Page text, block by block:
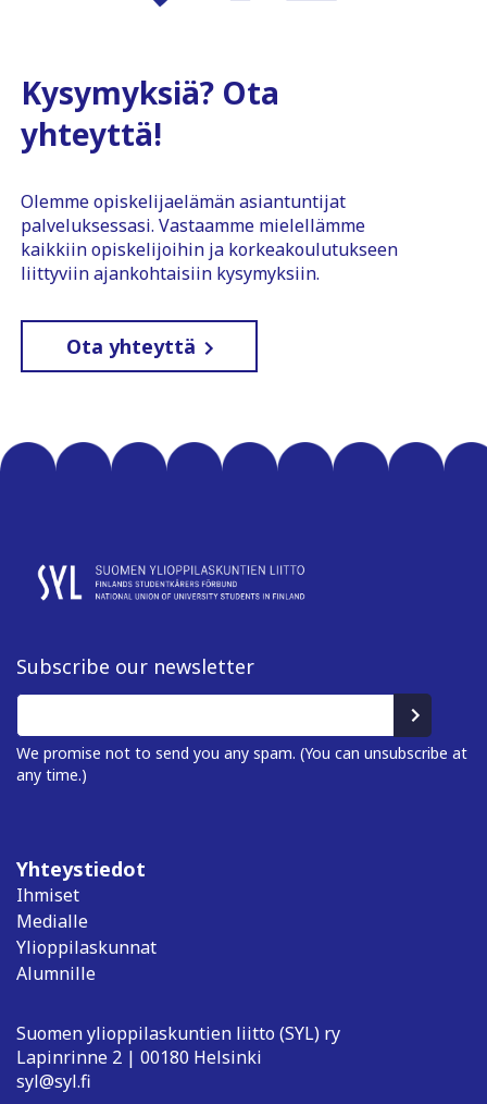
Kysymyksiä? Ota
yhteyttä!
Olemme opiskelijaelämän asiantuntijat
palveluksessasi. Vastaamme mielellämme
kaikkiin opiskelijoihin ja korkeakoulutukseen
liittyviin ajankohtaisiin kysymyksiin.
Ota yhteyttä
Subscribe our newsletter
We promise not to send you any spam. (You can unsubscribe at
any time.)
Yhteystiedot
Ihmiset
Medialle
Ylioppilaskunnat
Alumnille
Suomen ylioppilaskuntien liitto (SYL) ry
Lapinrinne 2 | 00180 Helsinki
syl@syl.fi